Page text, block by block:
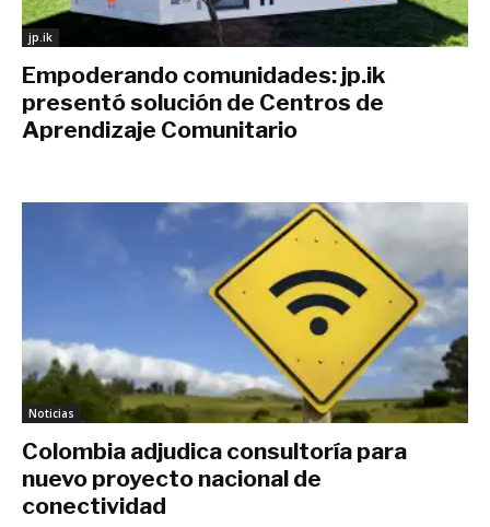
jp.ik
Empoderando comunidades: jp.ik
presentó solución de Centros de
Aprendizaje Comunitario
Noticias
Colombia adjudica consultoría para
nuevo proyecto nacional de
conectividad